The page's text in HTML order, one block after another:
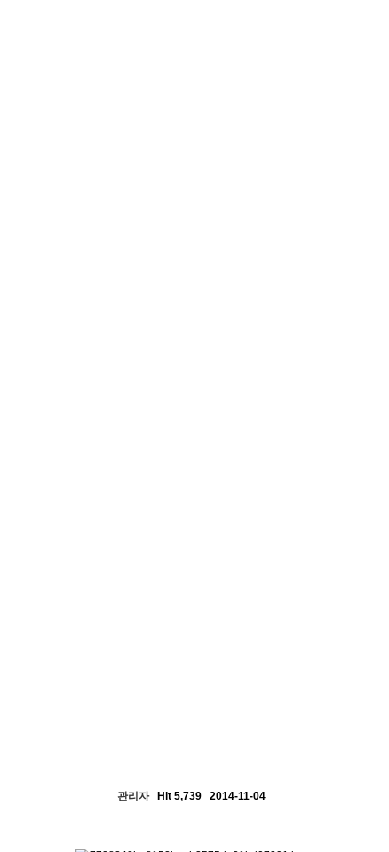
관리자 Hit 5,739 2014-11-04